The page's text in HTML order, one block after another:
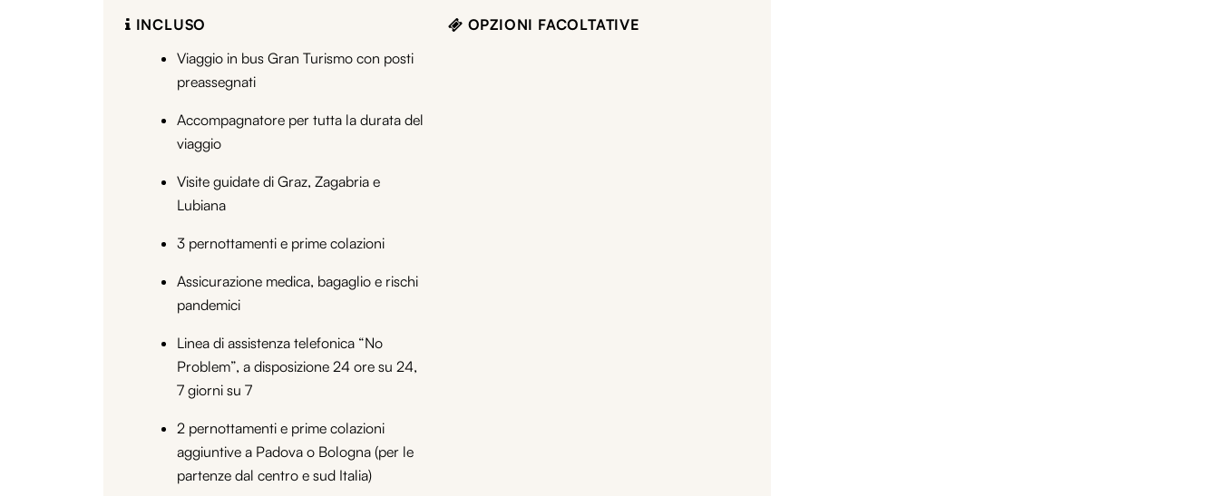
INCLUSO
Viaggio in bus Gran Turismo con posti
preassegnati
Accompagnatore per tutta la durata del
viaggio
Visite guidate di Graz, Zagabria e
Lubiana
3 pernottamenti e prime colazioni
Assicurazione medica, bagaglio e rischi
pandemici
Linea di assistenza telefonica “No
Problem”, a disposizione 24 ore su 24,
7 giorni su 7
2 pernottamenti e prime colazioni
aggiuntive a Padova o Bologna (per le
partenze dal centro e sud Italia)
OPZIONI FACOLTATIVE